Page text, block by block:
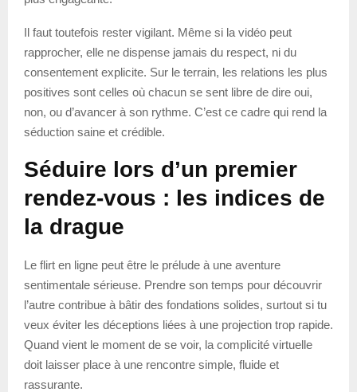
Il faut toutefois rester vigilant. Même si la vidéo peut
rapprocher, elle ne dispense jamais du respect, ni du
consentement explicite. Sur le terrain, les relations les plus
positives sont celles où chacun se sent libre de dire oui,
non, ou d’avancer à son rythme. C’est ce cadre qui rend la
séduction saine et crédible.
Séduire lors d’un premier
rendez-vous : les indices de
la drague
Le flirt en ligne peut être le prélude à une aventure
sentimentale sérieuse. Prendre son temps pour découvrir
l’autre contribue à bâtir des fondations solides, surtout si tu
veux éviter les déceptions liées à une projection trop rapide.
Quand vient le moment de se voir, la complicité virtuelle
doit laisser place à une rencontre simple, fluide et
rassurante.